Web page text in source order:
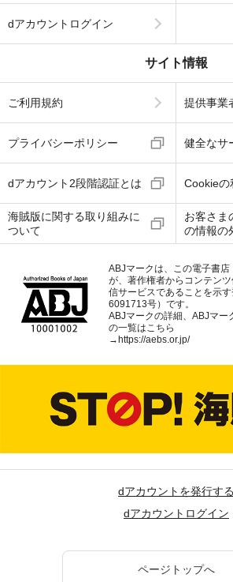
dアカウントログイン
サイト情報
ご利用規約 提供事業
プライバシーポリシー 健全なサ
dアカウント2段階認証とは Cookieの
海賊版に関する取り組みに
ついて
お客さま
の情報の
ABJマークは、この電子書
が、著作権者からコンテン
信サービスであることを示
6091713号）です。
ABJマークの詳細、ABJマー
の一覧はこちら
→ https://aebs.or.jp/
dアカウントを発行する
dアカウントログイン
ページトップへ